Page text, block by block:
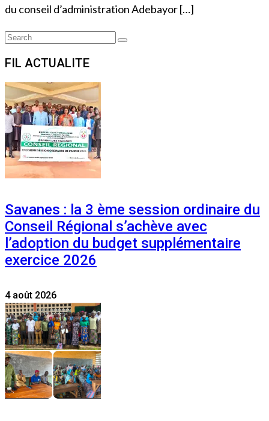
du conseil d’administration Adebayor […]
Search
Search
FIL ACTUALITE
Savanes : la 3 ème session ordinaire du
Conseil Régional s’achève avec
l’adoption du budget supplémentaire
exercice 2026
4 août 2026